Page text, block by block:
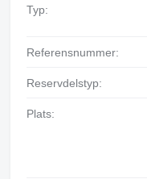
Typ:
Referensnummer:
Reservdelstyp:
Plats: